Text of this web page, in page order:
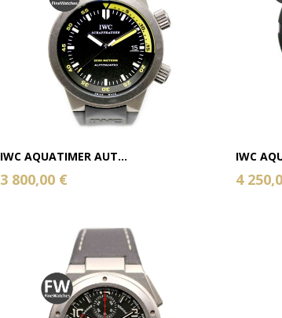
IWC AQUATIMER AUT...
3 800,00 €
IWC
4